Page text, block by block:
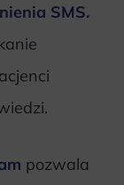
SMS.
pozwala